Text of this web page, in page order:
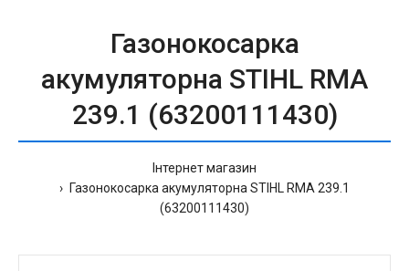
Газонокосарка
акумуляторна STIHL RMA
239.1 (63200111430)
Інтернет магазин
Газонокосарка акумуляторна STIHL RMA 239.1
(63200111430)